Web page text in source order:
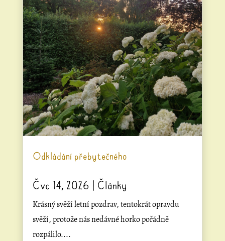
Odkládání přebytečného
Čvc 14, 2026 | Články
Krásný svěží letní pozdrav, tentokrát opravdu
svěží, protože nás nedávné horko pořádně
rozpálilo....